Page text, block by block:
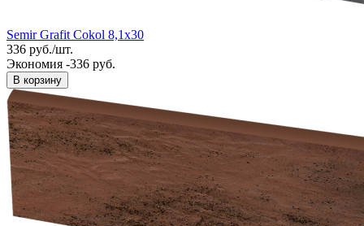
Semir Grafit Cokol 8,1x30
336 руб./шт.
Экономия -336 руб.
В корзину